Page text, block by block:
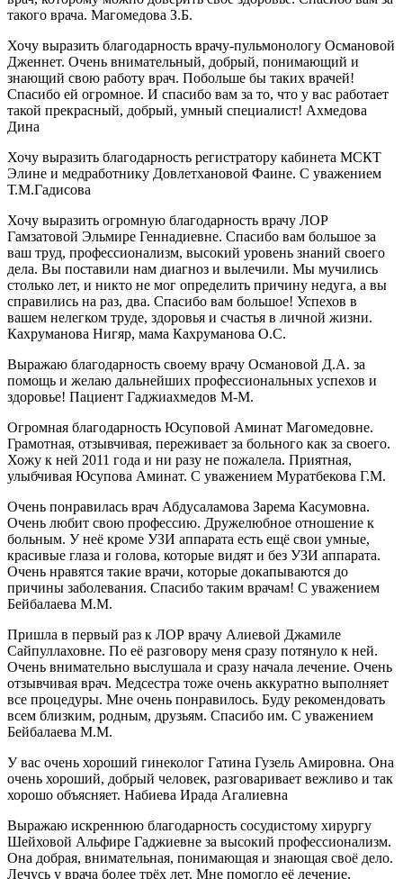
такого врача. Магомедова З.Б.
Хочу выразить благодарность врачу-пульмонологу Османовой
Дженнет. Очень внимательный, добрый, понимающий и
знающий свою работу врач. Побольше бы таких врачей!
Спасибо ей огромное. И спасибо вам за то, что у вас работает
такой прекрасный, добрый, умный специалист! Ахмедова
Дина
Хочу выразить благодарность регистратору кабинета МСКТ
Элине и медработнику Довлетхановой Фаине. С уважением
Т.М.Гадисова
Хочу выразить огромную благодарность врачу ЛОР
Гамзатовой Эльмире Геннадиевне. Спасибо вам большое за
ваш труд, профессионализм, высокий уровень знаний своего
дела. Вы поставили нам диагноз и вылечили. Мы мучились
столько лет, и никто не мог определить причину недуга, а вы
справились на раз, два. Спасибо вам большое! Успехов в
вашем нелегком труде, здоровья и счастья в личной жизни.
Кахруманова Нигяр, мама Кахруманова О.С.
Выражаю благодарность своему врачу Османовой Д.А. за
помощь и желаю дальнейших профессиональных успехов и
здоровье! Пациент Гаджиахмедов М-М.
Огромная благодарность Юсуповой Аминат Магомедовне.
Грамотная, отзывчивая, переживает за больного как за своего.
Хожу к ней 2011 года и ни разу не пожалела. Приятная,
улыбчивая Юсупова Аминат. С уважением Муратбекова Г.М.
Очень понравилась врач Абдусаламова Зарема Касумовна.
Очень любит свою профессию. Дружелюбное отношение к
больным. У неё кроме УЗИ аппарата есть ещё свои умные,
красивые глаза и голова, которые видят и без УЗИ аппарата.
Очень нравятся такие врачи, которые докапываются до
причины заболевания. Спасибо таким врачам! С уважением
Бейбалаева М.М.
Пришла в первый раз к ЛОР врачу Алиевой Джамиле
Сайпуллаховне. По её разговору меня сразу потянуло к ней.
Очень внимательно выслушала и сразу начала лечение. Очень
отзывчивая врач. Медсестра тоже очень аккуратно выполняет
все процедуры. Мне очень понравилось. Буду рекомендовать
всем близким, родным, друзьям. Спасибо им. С уважением
Бейбалаева М.М.
У вас очень хороший гинеколог Гатина Гузель Амировна. Она
очень хороший, добрый человек, разговаривает вежливо и так
хорошо объясняет. Набиева Ирада Агалиевна
Выражаю искреннюю благодарность сосудистому хирургу
Шейховой Альфире Гаджиевне за высокий профессионализм.
Она добрая, внимательная, понимающая и знающая своё дело.
Лечусь у врача более трёх лет. Мне помогло её лечение,